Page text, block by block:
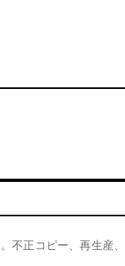
不正コピー、再生産